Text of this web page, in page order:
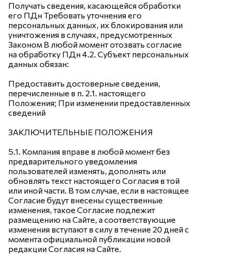
Получать сведения, касающейся обработки
его ПДн Требовать уточнения его
персональных данных, их блокирования или
уничтожения в случаях, предусмотренных
Законом В любой момент отозвать согласие
на обработку ПДн 4.2. Субъект персональных
данных обязан:
Предоставить достоверные сведения,
перечисленные в п. 2.1. настоящего
Положения; При изменении предоставленных
сведений
ЗАКЛЮЧИТЕЛЬНЫЕ ПОЛОЖЕНИЯ
5.1. Компания вправе в любой момент без
предварительного уведомления
пользователей изменять, дополнять или
обновлять текст настоящего Согласия в той
или иной части. В том случае, если в настоящее
Согласие будут внесены существенные
изменения, такое Согласие подлежит
размещению на Сайте, а соответствующие
изменения вступают в силу в течение 20 дней с
момента официальной публикации новой
редакции Согласия на Сайте.